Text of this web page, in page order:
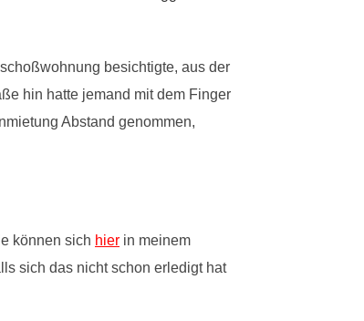
besichtigte, aus der
hin hatte jemand mit dem Finger
Abstand genommen,
können sich hier in meinem
sich das nicht schon erledigt hat